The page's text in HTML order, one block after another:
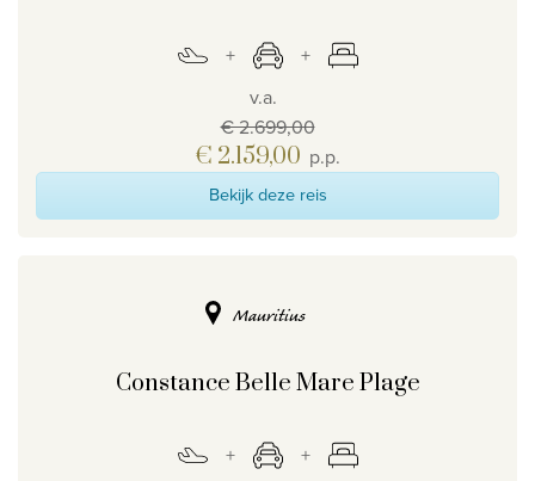
v.a.
€ 2.699,00
€ 2.159,00 p.p.
Bekijk deze reis
Mauritius
Constance Belle Mare Plage